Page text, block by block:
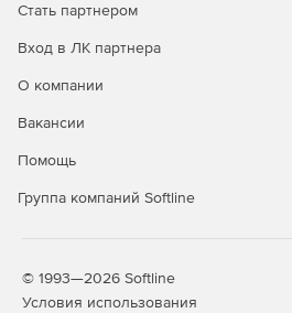
Стать партнером
Вход в ЛК партнера
О компании
Вакансии
Помощь
Группа компаний Softline
© 1993—2026 Softline
Условия использования